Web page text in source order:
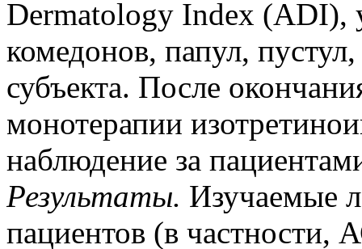
Dermatology Index
комедонов, папул,
субъекта. После
монотерапии
наблюдение за
Результаты. Изучаемые
пациентов (в